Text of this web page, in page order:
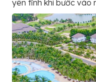
yên tĩnh khi bước vào